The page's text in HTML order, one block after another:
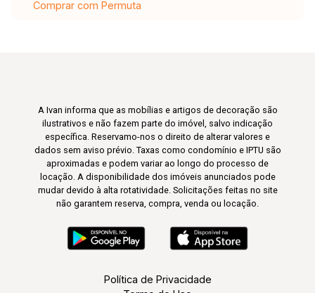
Comprar com Permuta
A Ivan informa que as mobílias e artigos de decoração são
ilustrativos e não fazem parte do imóvel, salvo indicação
específica. Reservamo-nos o direito de alterar valores e
dados sem aviso prévio. Taxas como condomínio e IPTU são
aproximadas e podem variar ao longo do processo de
locação. A disponibilidade dos imóveis anunciados pode
mudar devido à alta rotatividade. Solicitações feitas no site
não garantem reserva, compra, venda ou locação.
Política de Privacidade